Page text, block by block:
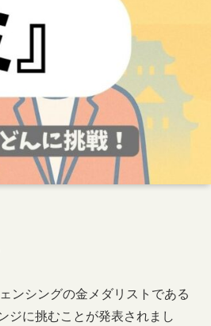
ンシングの金メダリストである
ジに挑むことが発表されまし